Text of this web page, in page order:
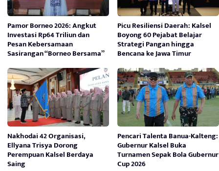
Pamor Borneo 2026: Angkut
Investasi Rp64 Triliun dan
Pesan Kebersamaan
Sasirangan “Borneo Bersama”
Picu Resiliensi Daerah: Kalsel
Boyong 60 Pejabat Belajar
Strategi Pangan hingga
Bencana ke Jawa Timur
Nakhodai 42 Organisasi,
Ellyana Trisya Dorong
Perempuan Kalsel Berdaya
Saing
Pencari Talenta Banua-Kalteng:
Gubernur Kalsel Buka
Turnamen Sepak Bola Gubernur
Cup 2026